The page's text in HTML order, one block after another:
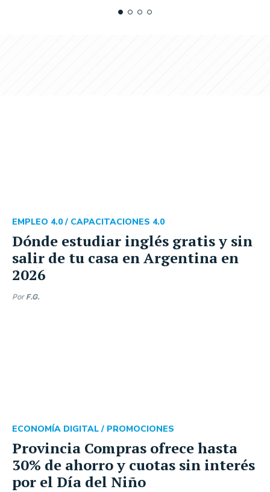
Dónde estudiar inglés gratis y sin
salir de tu casa en Argentina en
2026
EMPLEO 4.0 / CAPACITACIONES 4.0
Por F.G.
Provincia Compras ofrece hasta
30% de ahorro y cuotas sin interés
por el Día del Niño
ECONOMÍA DIGITAL / PROMOCIONES